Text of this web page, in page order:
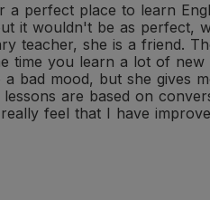
a perfect place to learn
it wouldn't be as perfect,
teacher, she is a friend.
time you learn a lot of new
bad mood, but she gives
are based on
feel that I have